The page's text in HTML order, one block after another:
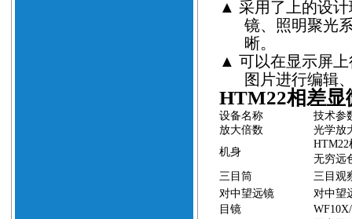
▲采用了上的设
镜、照明聚光
晰。
▲
可以在显示屏
图片进行编辑
HTM22相差显
设备名称
技术参
放大倍数
光学放
机身
HTM22
无穷远
三目筒
三目观
对中望远镜
对中望
目镜